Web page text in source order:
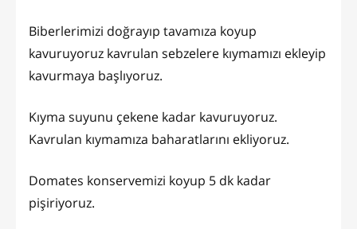
Biberlerimizi doğrayıp tavamıza koyup
kavuruyoruz kavrulan sebzelere kıymamızı ekleyip
kavurmaya başlıyoruz.
Kıyma suyunu çekene kadar kavuruyoruz.
Kavrulan kıymamıza baharatlarını ekliyoruz.
Domates konservemizi koyup 5 dk kadar
pişiriyoruz.